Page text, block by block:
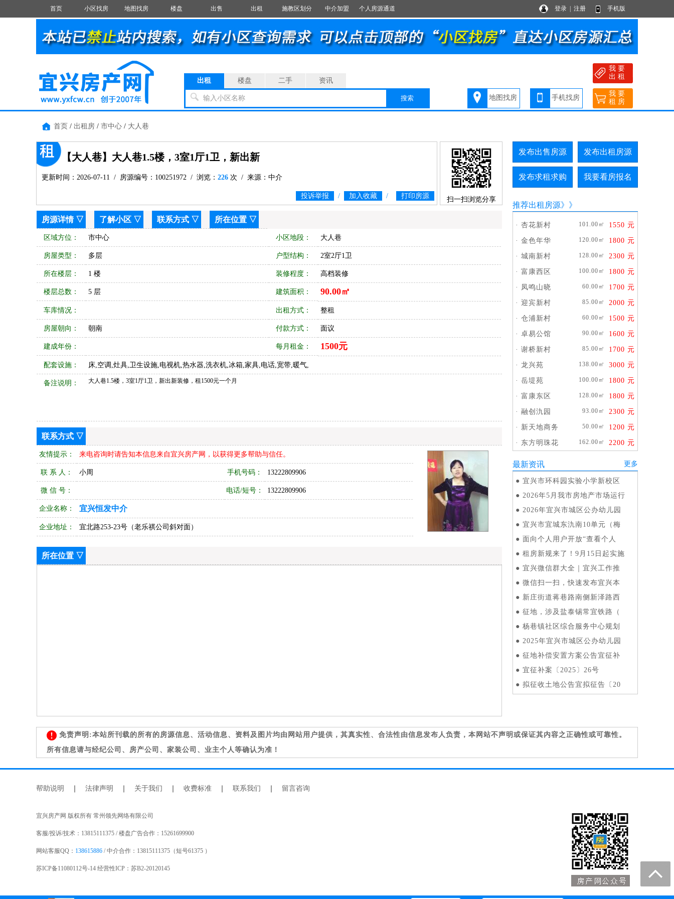
首页 小区找房 地图找房 楼盘 出售 出租 施教区划分 中介加盟 个人房源通道 登录 注册 手机版
出租 楼盘 二手 资讯
输入小区名称 搜索 地图找房 手机找房
我 要
出 租
我 要
租 房
首页 / 出租房 / 市中心 / 大人巷
【大人巷】大人巷1.5楼，3室1厅1卫，新出新
更新时间：2026-07-11 / 房源编号：100251972 / 浏览： 226 次 / 来源：中介
投诉举报 / 加入收藏 / 打印房源 扫一扫浏览分享
房源详情▽ 了解小区 ▽ 联系方式 ▽ 所在位置 ▽
区域方位： 市中心 小区地段： 大人巷
房屋类型： 多层 户型结构： 2室2厅1卫
所在楼层： 1 楼 装修程度： 高档装修
楼层总数： 5 层 建筑面积： 90.00㎡
车库情况： 出租方式： 整租
房屋朝向： 朝南 付款方式： 面议
建成年份： 每月租金： 1500元
配套设施： 床,空调,灶具,卫生设施,电视机,热水器,洗衣机,冰箱,家具,电话,宽带,暖气,
备注说明： 大人巷1.5楼，3室1厅1卫，新出新装修，租1500元一个月
联系方式 ▽
友情提示： 来电咨询时请告知本信息来自宜兴房产网，以获得更多帮助与信任。
联 系 人： 小周 手机号码： 13222809906
微 信 号： 电话/短号： 13222809906
企业名称： 宜兴恒发中介
企业地址： 宜北路253-23号（老乐祺公司斜对面）
所在位置 ▽
发布出售房源 发布出租房源
发布求租求购 我要看房报名
推荐出租房源》》
· 杏花新村 101.00㎡ 1550 元
· 金色年华 120.00㎡ 1800 元
· 城南新村 128.00㎡ 2300 元
· 富康西区 100.00㎡ 1800 元
· 凤鸣山晓 60.00㎡ 1700 元
· 迎宾新村 85.00㎡ 2000 元
· 仓浦新村 60.00㎡ 1500 元
· 卓易公馆 90.00㎡ 1600 元
· 谢桥新村 85.00㎡ 1700 元
· 龙兴苑 138.00㎡ 3000 元
· 岳堤苑 100.00㎡ 1800 元
· 富康东区 128.00㎡ 1800 元
· 融创氿园 93.00㎡ 2300 元
· 新天地商务 50.00㎡ 1200 元
· 东方明珠花 162.00㎡ 2200 元
最新资讯 更多
● 宜兴市环科园实验小学新校区
● 2026年5月我市房地产市场运行
● 2026年宜兴市城区公办幼儿园
● 宜兴市宜城东氿南10单元（梅
● 面向个人用户开放“查看个人
● 租房新规来了！9月15日起实施
● 宜兴微信群大全｜宜兴工作推
● 微信扫一扫，快速发布宜兴本
● 新庄街道蒋巷路南侧新泽路西
● 征地，涉及盐泰锡常宜铁路（
● 杨巷镇社区综合服务中心规划
● 2025年宜兴市城区公办幼儿园
● 征地补偿安置方案公告宜征补
● 宜征补案〔2025〕26号
● 拟征收土地公告宜拟征告〔20
免责声明:本站所刊载的所有的房源信息、活动信息、资料及图片均由网站用户提供，其真实性、合法性由信息发布人负责，本网站不声明或保证其内容之正确性或可靠性。
所有信息请与经纪公司、房产公司、家装公司、业主个人等确认为准！
帮助说明 法律声明 关于我们 收费标准 联系我们 留言咨询
宜兴房产网 版权所有 常州领先网络有限公司
客服/投诉/技术：13815111375 / 楼盘广告合作：15261699900
网站客服QQ： 138615886 / 中介合作：13815111375（短号61375 ）
苏ICP备11080112号-14 经营性ICP：苏B2-20120145